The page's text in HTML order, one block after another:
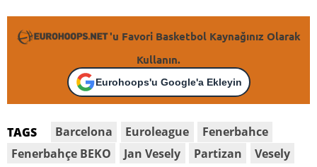
'u Favori Basketbol Kaynağınız Olarak
Kullanın.
Eurohoops'u Google'a Ekleyin
TAGS Barcelona Euroleague
Fenerbahce
Fenerbahçe BEKO
Jan Vesely Partizan Vesely